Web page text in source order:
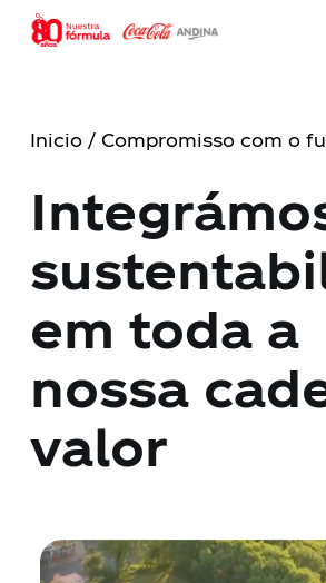
Skip
80 años
Nossa companhia
Compromisso com o
Investidores
Inicio/ Compromisso com o
em toda a
nossa
valor